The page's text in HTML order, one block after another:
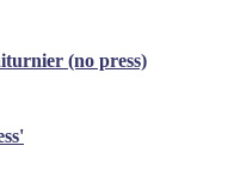
(no press)